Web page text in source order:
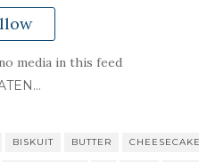
media in this feed
BISKUIT BUTTER CHEESECAKE